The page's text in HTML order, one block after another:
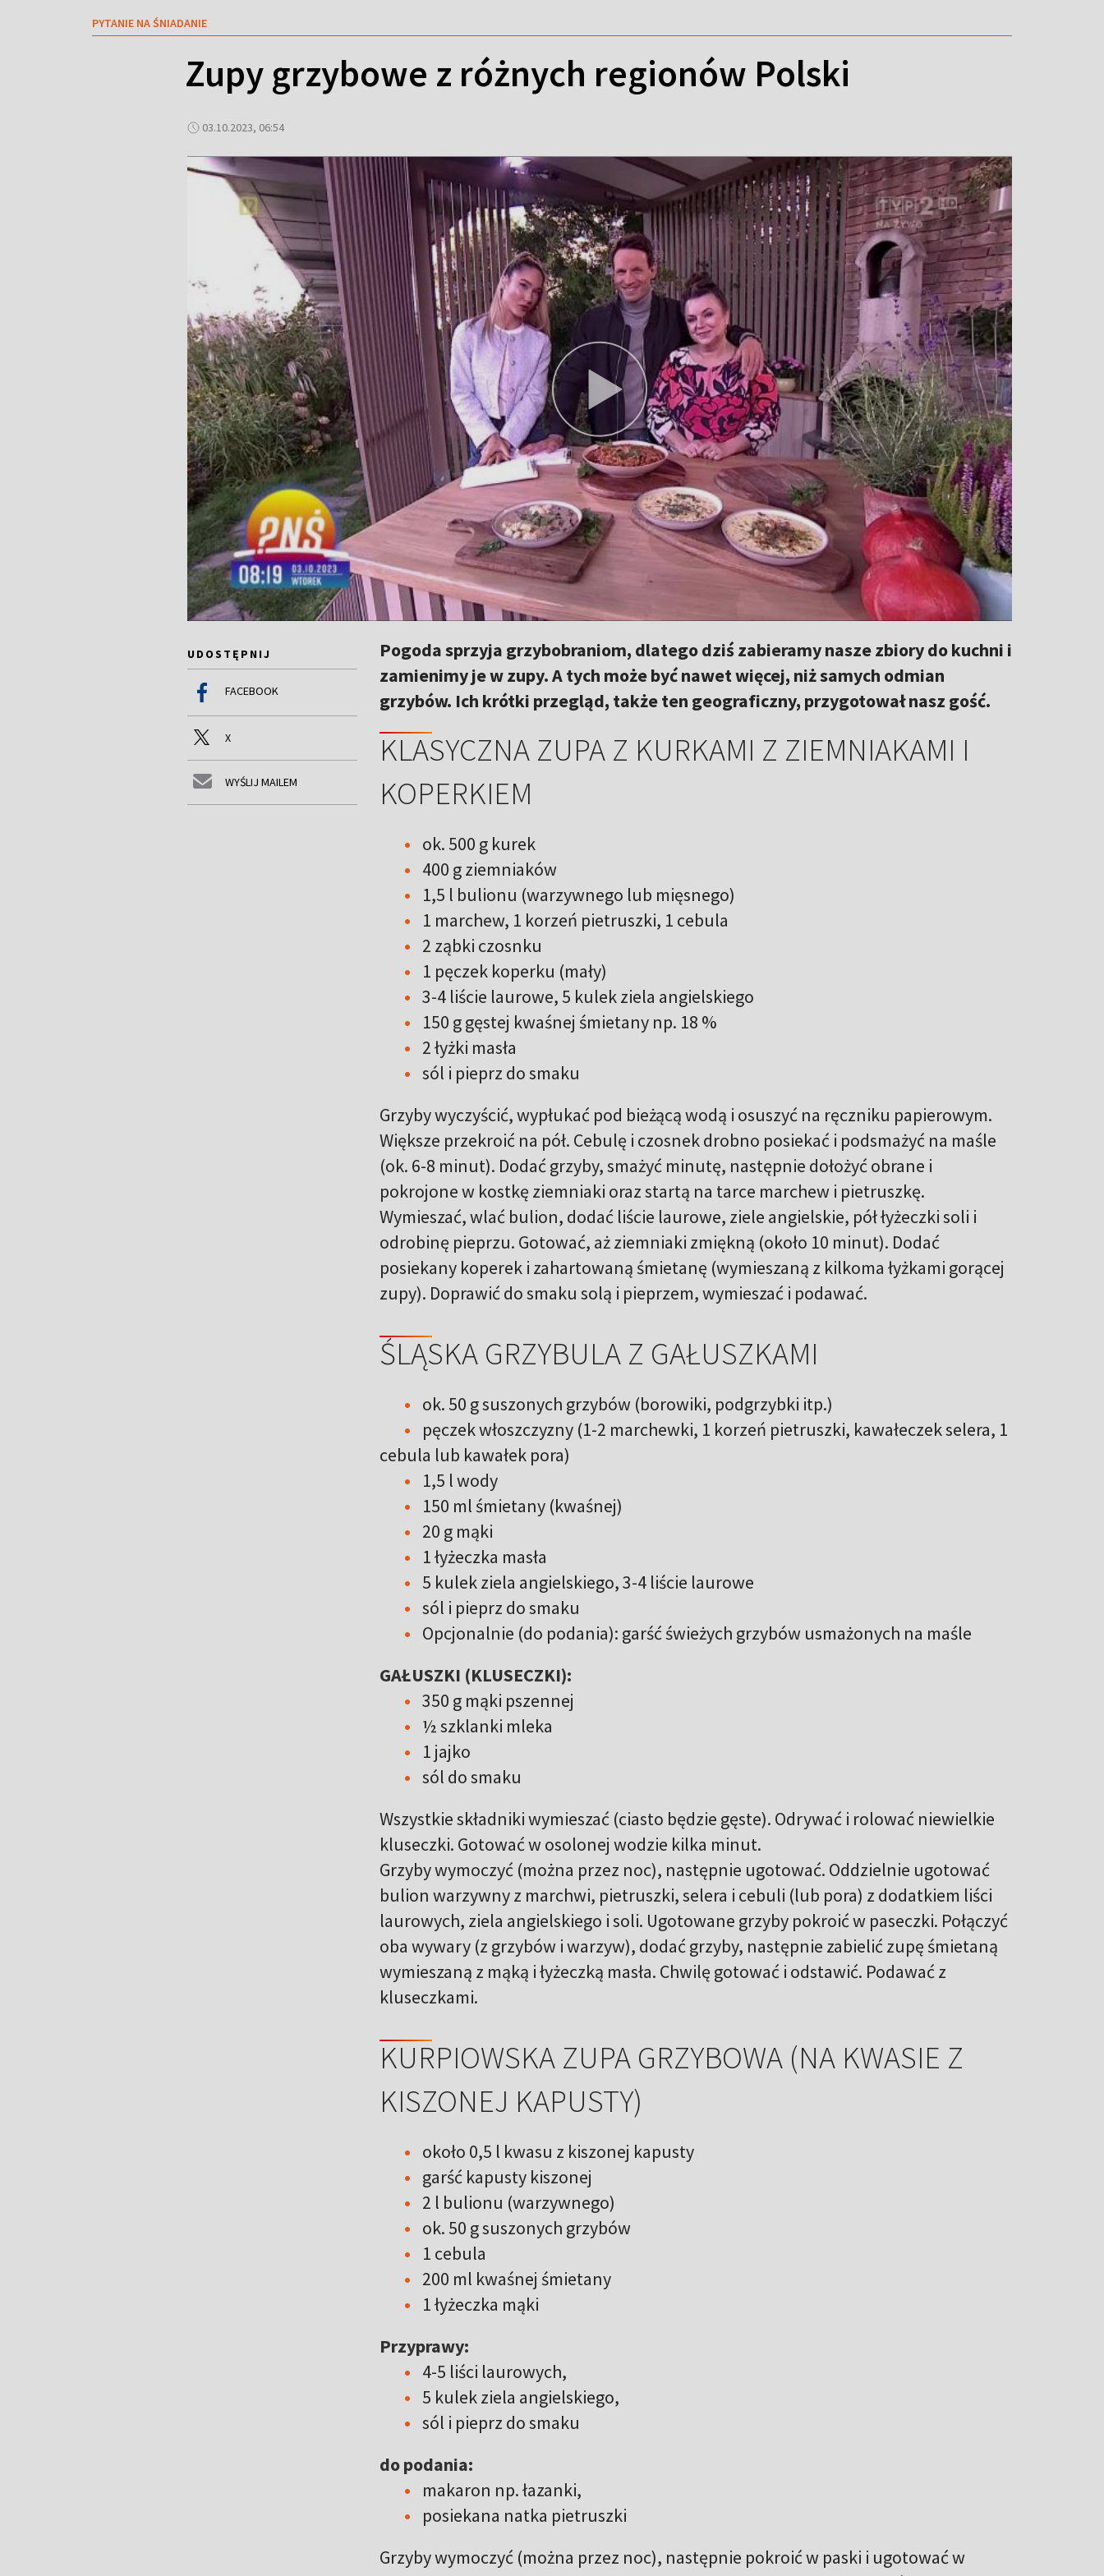
PYTANIE NA ŚNIADANIE
Zupy grzybowe z różnych regionów Polski
03.10.2023, 06:54
UDOSTĘPNIJ
FACEBOOK
X
WYŚLIJ MAILEM
Pogoda sprzyja grzybobraniom, dlatego dziś zabieramy nasze zbiory do kuchni i
zamienimy je w zupy. A tych może być nawet więcej, niż samych odmian
grzybów. Ich krótki przegląd, także ten geograficzny, przygotował nasz gość.
KLASYCZNA ZUPA Z KURKAMI Z ZIEMNIAKAMI I
KOPERKIEM
ok. 500 g kurek
400 g ziemniaków
1,5 l bulionu (warzywnego lub mięsnego)
1 marchew, 1 korzeń pietruszki, 1 cebula
2 ząbki czosnku
1 pęczek koperku (mały)
3-4 liście laurowe, 5 kulek ziela angielskiego
150 g gęstej kwaśnej śmietany np. 18 %
2 łyżki masła
sól i pieprz do smaku
Grzyby wyczyścić, wypłukać pod bieżącą wodą i osuszyć na ręczniku papierowym.
Większe przekroić na pół. Cebulę i czosnek drobno posiekać i podsmażyć na maśle
(ok. 6-8 minut). Dodać grzyby, smażyć minutę, następnie dołożyć obrane i
pokrojone w kostkę ziemniaki oraz startą na tarce marchew i pietruszkę.
Wymieszać, wlać bulion, dodać liście laurowe, ziele angielskie, pół łyżeczki soli i
odrobinę pieprzu. Gotować, aż ziemniaki zmiękną (około 10 minut). Dodać
posiekany koperek i zahartowaną śmietanę (wymieszaną z kilkoma łyżkami gorącej
zupy). Doprawić do smaku solą i pieprzem, wymieszać i podawać.
ŚLĄSKA GRZYBULA Z GAŁUSZKAMI
ok. 50 g suszonych grzybów (borowiki, podgrzybki itp.)
pęczek włoszczyzny (1-2 marchewki, 1 korzeń pietruszki, kawałeczek selera, 1
cebula lub kawałek pora)
1,5 l wody
150 ml śmietany (kwaśnej)
20 g mąki
1 łyżeczka masła
5 kulek ziela angielskiego, 3-4 liście laurowe
sól i pieprz do smaku
Opcjonalnie (do podania): garść świeżych grzybów usmażonych na maśle
GAŁUSZKI (KLUSECZKI):
350 g mąki pszennej
½ szklanki mleka
1 jajko
sól do smaku
Wszystkie składniki wymieszać (ciasto będzie gęste). Odrywać i rolować niewielkie
kluseczki. Gotować w osolonej wodzie kilka minut.
Grzyby wymoczyć (można przez noc), następnie ugotować. Oddzielnie ugotować
bulion warzywny z marchwi, pietruszki, selera i cebuli (lub pora) z dodatkiem liści
laurowych, ziela angielskiego i soli. Ugotowane grzyby pokroić w paseczki. Połączyć
oba wywary (z grzybów i warzyw), dodać grzyby, następnie zabielić zupę śmietaną
wymieszaną z mąką i łyżeczką masła. Chwilę gotować i odstawić. Podawać z
kluseczkami.
KURPIOWSKA ZUPA GRZYBOWA (NA KWASIE Z
KISZONEJ KAPUSTY)
około 0,5 l kwasu z kiszonej kapusty
garść kapusty kiszonej
2 l bulionu (warzywnego)
ok. 50 g suszonych grzybów
1 cebula
200 ml kwaśnej śmietany
1 łyżeczka mąki
Przyprawy:
4-5 liści laurowych,
5 kulek ziela angielskiego,
sól i pieprz do smaku
do podania:
makaron np. łazanki,
posiekana natka pietruszki
Grzyby wymoczyć (można przez noc), następnie pokroić w paski i ugotować w